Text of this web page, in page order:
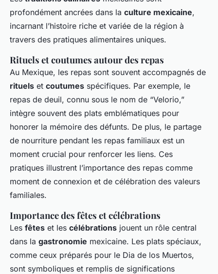
profondément ancrées dans la culture mexicaine,
incarnant l’histoire riche et variée de la région à
travers des pratiques alimentaires uniques.
Rituels et coutumes autour des repas
Au Mexique, les repas sont souvent accompagnés de
rituels et coutumes spécifiques. Par exemple, le
repas de deuil, connu sous le nom de “Velorio,”
intègre souvent des plats emblématiques pour
honorer la mémoire des défunts. De plus, le partage
de nourriture pendant les repas familiaux est un
moment crucial pour renforcer les liens. Ces
pratiques illustrent l’importance des repas comme
moment de connexion et de célébration des valeurs
familiales.
Importance des fêtes et célébrations
Les fêtes et les célébrations jouent un rôle central
dans la gastronomie mexicaine. Les plats spéciaux,
comme ceux préparés pour le Dia de los Muertos,
sont symboliques et remplis de significations